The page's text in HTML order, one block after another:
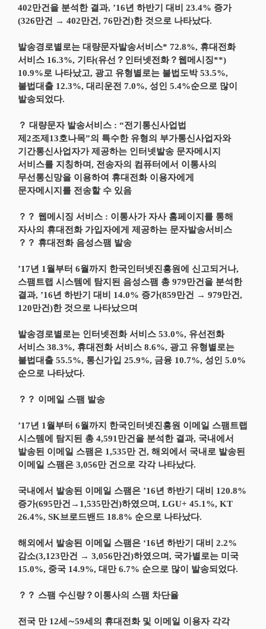
402만건을 분석한 결과, ’16년 하반기 대비 23.4% 증가
(326만건 → 402만건, 76만건)한 것으로 나타났다.
발송경로별로는 대량문자발송서비스* 72.8%, 휴대전화
서비스 16.3%, 기타(유선？인터넷전화？웹메시징**)
10.9%로 나타났고, 광고 유형별로는 불법도박 53.5%,
불법대출 12.3%, 대리운전 7.0%, 성인 5.4%순으로 많이
발송되었다.
？ 대량문자 발송서비스 : “전기통신사업법
제2조제13호나목”의 특수한 유형의 부가통신사업자와
기간통신사업자가 제공하는 인터넷발송 문자메시지
서비스를 지칭하며, 전송자의 컴퓨터에서 이통사의
무선통신망을 이용하여 휴대전화 이용자에게
문자메시지를 전송할 수 있음
？？ 웹메시징 서비스 : 이통사가 자사 홈페이지를 통해
자사의 휴대전화 가입자에게 제공하는 문자발송서비스
？？ 휴대전화 음성스팸 발송
’17년 1월부터 6월까지 한국인터넷진흥원에 신고되거나,
스팸트랩 시스템에 탐지된 음성스팸 총 979만건을 분석한
결과, ’16년 하반기 대비 14.0% 증가(859만건 → 979만건,
120만건)한 것으로 나타났으며
발송경로별로는 인터넷전화 서비스 53.0%, 유선전화
서비스 38.3%, 휴대전화 서비스 8.6%, 광고 유형별로는
불법대출 55.5%, 통신가입 25.9%, 금융 10.7%, 성인 5.0%
순으로 나타났다.
？？ 이메일 스팸 발송
’17년 1월부터 6월까지 한국인터넷진흥원 이메일 스팸트랩
시스템에 탐지된 총 4,591만건을 분석한 결과, 국내에서
발송된 이메일 스팸은 1,535만 건, 해외에서 국내로 발송된
이메일 스팸은 3,056만 건으로 각각 나타났다.
국내에서 발송된 이메일 스팸은 ’16년 하반기 대비 120.8%
증가(695만건→1,535만건)하였으며, LGU+ 45.1%, KT
26.4%, SK브로드밴드 18.8% 순으로 나타났다.
해외에서 발송된 이메일 스팸은 ‘16년 하반기 대비 2.2%
감소(3,123만건 → 3,056만건)하였으며, 국가별로는 미국
15.0%, 중국 14.9%, 대만 6.7% 순으로 많이 발송되었다.
？？ 스팸 수신량？이통사의 스팸 차단율
전국 만 12세∼59세의 휴대전화 및 이메일 이용자 각각